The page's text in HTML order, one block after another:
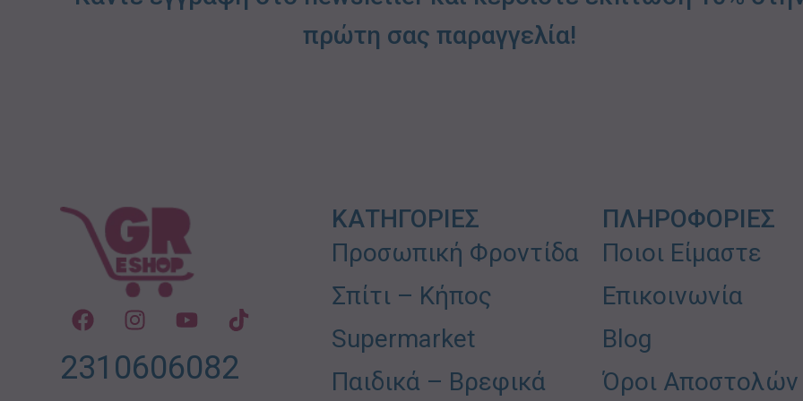
πρώτη σας παραγγελία!
2310606082
ΚΑΤΗΓΟΡΙΕΣ
Προσωπική Φροντίδα
Σπίτι – Κήπος
Supermarket
Παιδικά – Βρεφικά
ΠΛΗΡΟΦΟΡΙΕΣ
Ποιοι Είμαστε
Επικοινωνία
Blog
Όροι Αποστολών